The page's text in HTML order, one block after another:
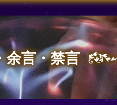
余言・禁言